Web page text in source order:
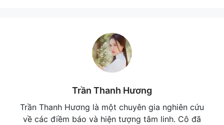
Trần Thanh Hương
Trần Thanh Hương là một chuyên gia nghiên cứu
về các điềm báo và hiện tượng tâm linh. Cô đã